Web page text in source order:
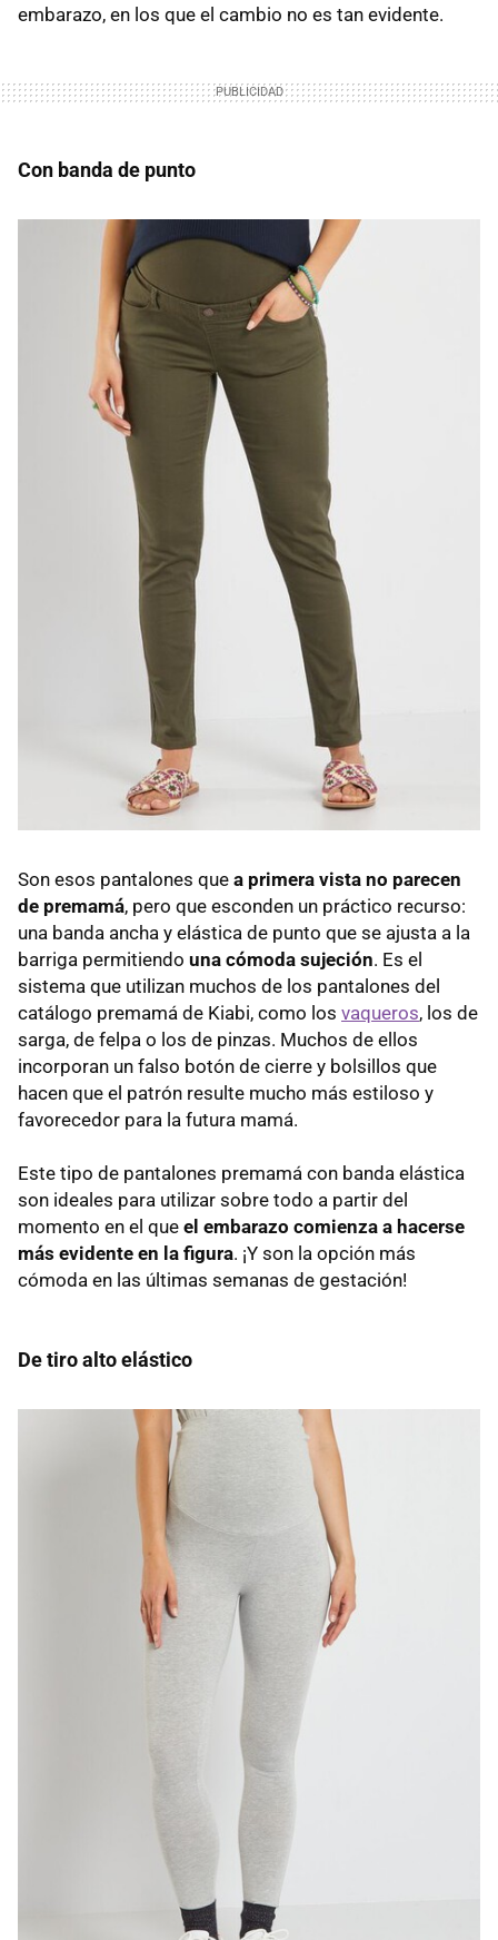
embarazo, en los que el cambio no es tan evidente.
Con banda de punto
Son esos pantalones que a primera vista no parecen
de premamá, pero que esconden un práctico recurso:
una banda ancha y elástica de punto que se ajusta a la
barriga permitiendo una cómoda sujeción. Es el
sistema que utilizan muchos de los pantalones del
catálogo premamá de Kiabi, como los vaqueros, los de
sarga, de felpa o los de pinzas. Muchos de ellos
incorporan un falso botón de cierre y bolsillos que
hacen que el patrón resulte mucho más estiloso y
favorecedor para la futura mamá.
Este tipo de pantalones premamá con banda elástica
son ideales para utilizar sobre todo a partir del
momento en el que el embarazo comienza a hacerse
más evidente en la figura. ¡Y son la opción más
cómoda en las últimas semanas de gestación!
De tiro alto elástico